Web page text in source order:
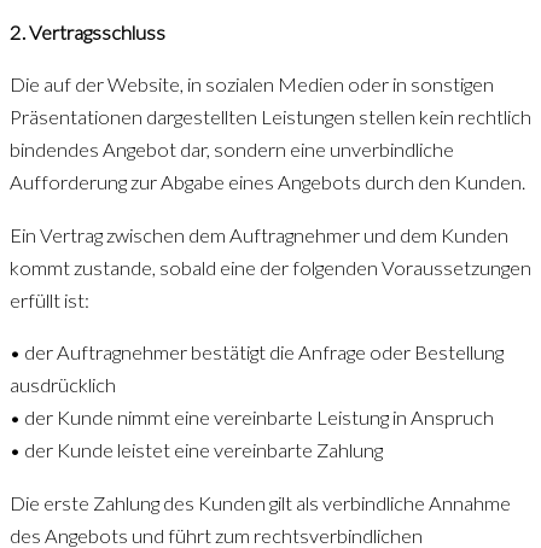
2. Vertragsschluss
Die auf der Website, in sozialen Medien oder in sonstigen
Präsentationen dargestellten Leistungen stellen kein rechtlich
bindendes Angebot dar, sondern eine unverbindliche
Aufforderung zur Abgabe eines Angebots durch den Kunden.
Ein Vertrag zwischen dem Auftragnehmer und dem Kunden
kommt zustande, sobald eine der folgenden Voraussetzungen
erfüllt ist:
• der Auftragnehmer bestätigt die Anfrage oder Bestellung
ausdrücklich
• der Kunde nimmt eine vereinbarte Leistung in Anspruch
• der Kunde leistet eine vereinbarte Zahlung
Die erste Zahlung des Kunden gilt als verbindliche Annahme
des Angebots und führt zum rechtsverbindlichen